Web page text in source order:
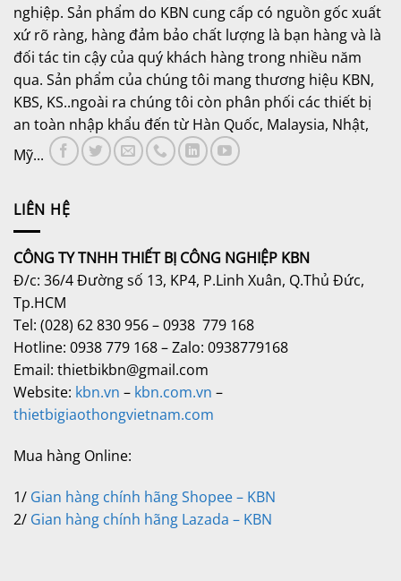
nghiệp. Sản phẩm do KBN cung cấp có nguồn gốc xuất
xứ rõ ràng, hàng đảm bảo chất lượng là bạn hàng và là
đối tác tin cậy của quý khách hàng trong nhiều năm
qua. Sản phẩm của chúng tôi mang thương hiệu KBN,
KBS, KS..ngoài ra chúng tôi còn phân phối các thiết bị
an toàn nhập khẩu đến từ Hàn Quốc, Malaysia, Nhật,
Mỹ...
LIÊN HỆ
CÔNG TY TNHH THIẾT BỊ CÔNG NGHIỆP KBN
Đ/c: 36/4 Đường số 13, KP4, P.Linh Xuân, Q.Thủ Đức,
Tp.HCM
Tel: (028) 62 830 956 – 0938 779 168
Hotline: 0938 779 168 – Zalo: 0938779168
Email: thietbikbn@gmail.com
Website: kbn.vn – kbn.com.vn –
thietbigiaothongvietnam.com
Mua hàng Online:
1/ Gian hàng chính hãng Shopee – KBN
2/ Gian hàng chính hãng Lazada – KBN